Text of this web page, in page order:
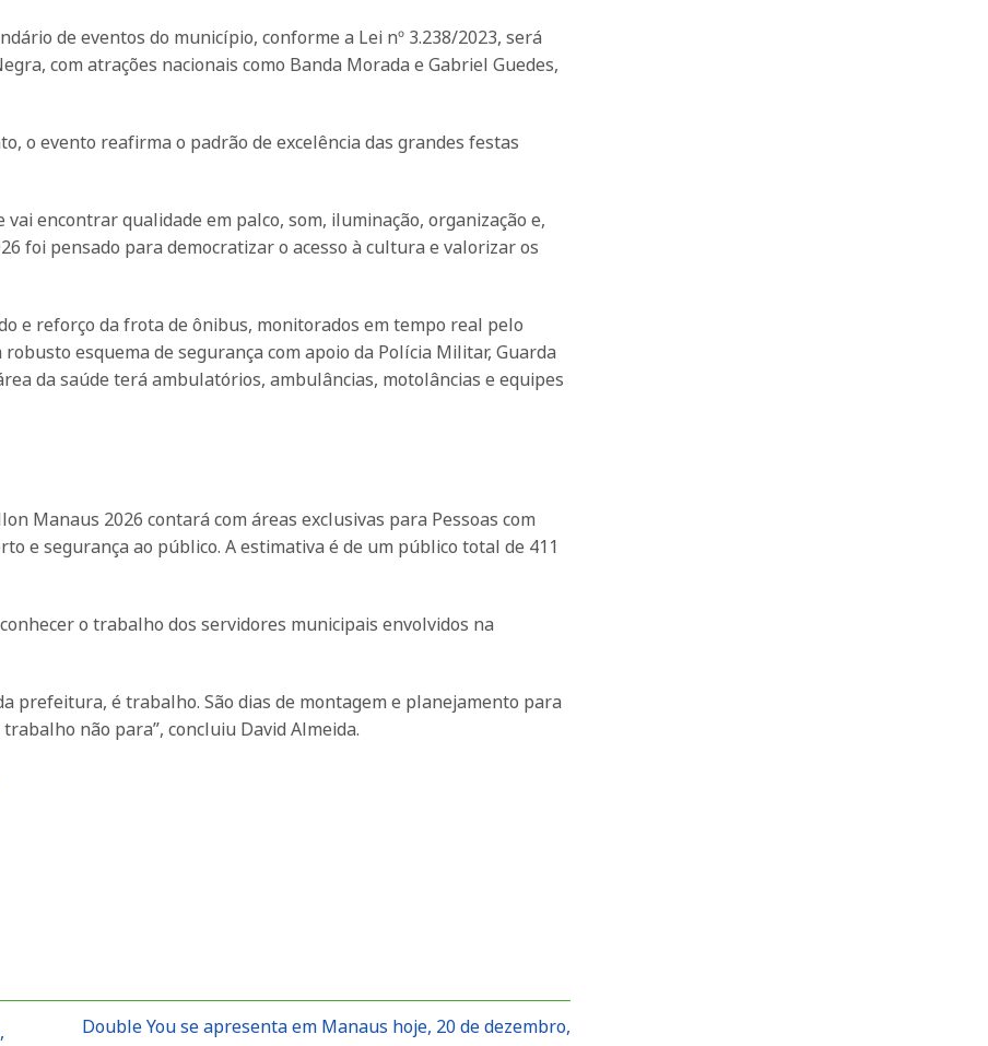
de eventos do município, conforme a Lei nº 3.238/2023, será
com atrações nacionais como Banda Morada e Gabriel Guedes,
o evento reafirma o padrão de excelência das grandes festas
encontrar qualidade em palco, som, iluminação, organização e,
foi pensado para democratizar o acesso à cultura e valorizar os
e reforço da frota de ônibus, monitorados em tempo real pelo
robusto esquema de segurança com apoio da Polícia Militar, Guarda
da saúde terá ambulatórios, ambulâncias, motolâncias e equipes
Manaus 2026 contará com áreas exclusivas para Pessoas com
e segurança ao público. A estimativa é de um público total de 411
o trabalho dos servidores municipais envolvidos na
prefeitura, é trabalho. São dias de montagem e planejamento para
não para”, concluiu David Almeida.
Double You se apresenta em Manaus hoje, 20 de dezembro,